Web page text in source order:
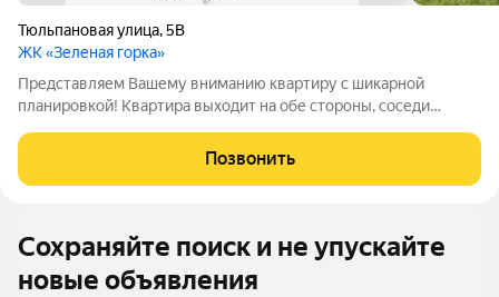
Тюльпановая улица,5В
ЖК «Зеленая горка»
Представляем Вашему вниманию квартиру с шикарной
планировкой! Квартира выходит на обе стороны, соседи
Территория полностью охраняема и огорожена, двор без
машин. Дом полностью из кирпича, очень
Позвонить
Сохраняйте поиск и не упускайте
новые объявления